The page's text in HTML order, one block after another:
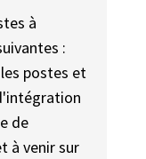
à
:
les postes et
de
à venir sur